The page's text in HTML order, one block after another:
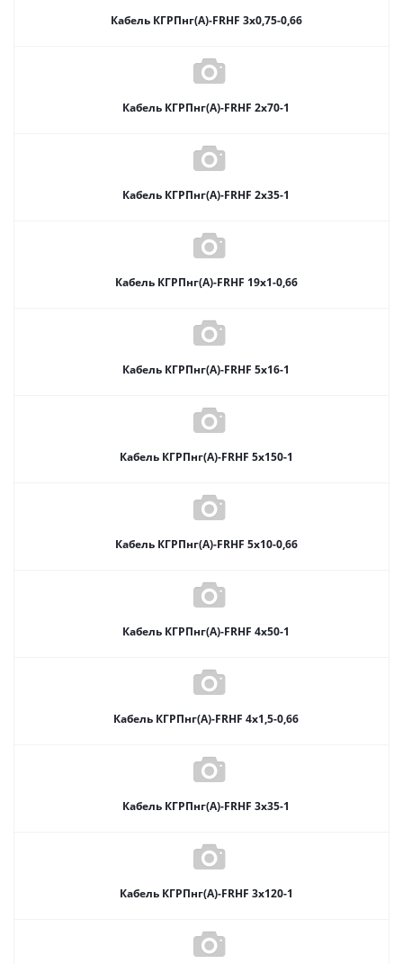
Кабель КГРПнг(А)-FRHF 3х0,75-0,66
Кабель КГРПнг(А)-FRHF 2х70-1
Кабель КГРПнг(А)-FRHF 2х35-1
Кабель КГРПнг(А)-FRHF 19х1-0,66
Кабель КГРПнг(А)-FRHF 5х16-1
Кабель КГРПнг(А)-FRHF 5х150-1
Кабель КГРПнг(А)-FRHF 5х10-0,66
Кабель КГРПнг(А)-FRHF 4х50-1
Кабель КГРПнг(А)-FRHF 4х1,5-0,66
Кабель КГРПнг(А)-FRHF 3х35-1
Кабель КГРПнг(А)-FRHF 3х120-1